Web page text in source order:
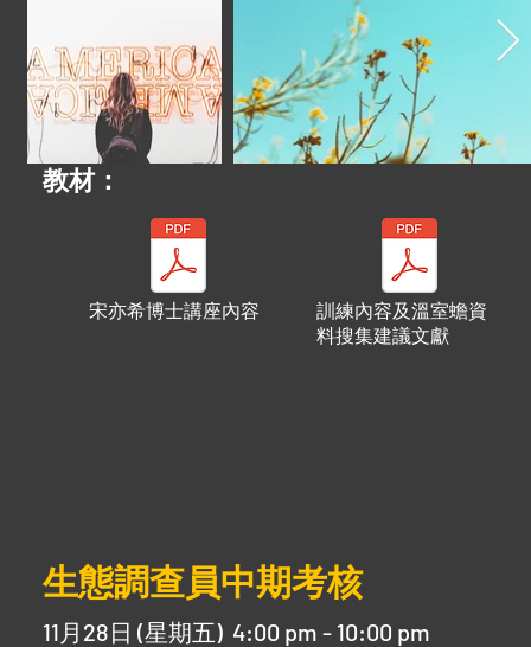
​教材：
宋亦希博士講座內容
訓練內容及溫室蟾資
料搜集建議文獻
生態調查員中期考核
11月28日 (星期五) 4:00 pm - 10:00 pm